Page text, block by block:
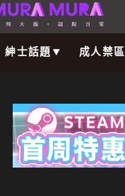
紳士話題 成人禁區